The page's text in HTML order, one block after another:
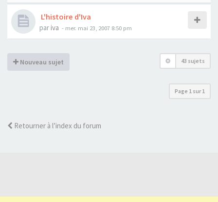
L'histoire d'Iva
pariva - mer. mai 23, 2007 8:50 pm
Nouveau sujet 43 sujets
Page 1 sur1
Retourner à l’index du forum